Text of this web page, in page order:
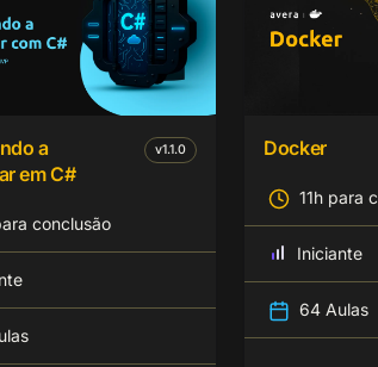
a
em C#
v1.1.0
conclusão
Docker
11h para
Iniciante
64 Aulas